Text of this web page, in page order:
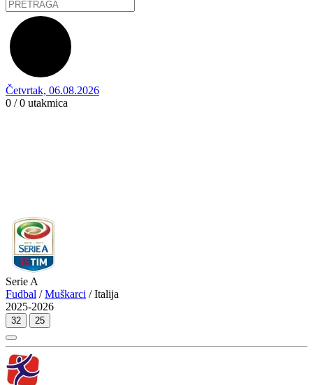
Četvrtak, 06.08.2026
0 / 0 utakmica
Serie A
Fudbal /Muškarci / Italija
2025-2026
32 25